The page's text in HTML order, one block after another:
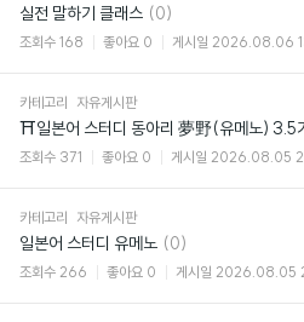
실전 말하기 클래스 댓
글
(0)
조회수 168 좋아요 0 게시일 2026.08.06
카테고리 자유게시판
⛩일본어 스터디 동아리 夢野(유메노) 3.5
조회수 371 좋아요 0 게시일 2026.08.05
카테고리 자유게시판
일본어 스터디 유메노 댓
(0)
조회수 266 좋아요 0 게시일 2026.08.05